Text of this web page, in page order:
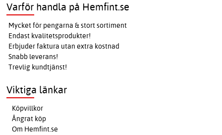
Varför handla på Hemfint.se
Mycket för pengarna & stort sortiment
Endast kvalitetsprodukter!
Erbjuder faktura utan extra kostnad
Snabb leverans!
Trevlig kundtjänst!
Viktiga länkar
Köpvillkor
Ångrat köp
Om Hemfint.se